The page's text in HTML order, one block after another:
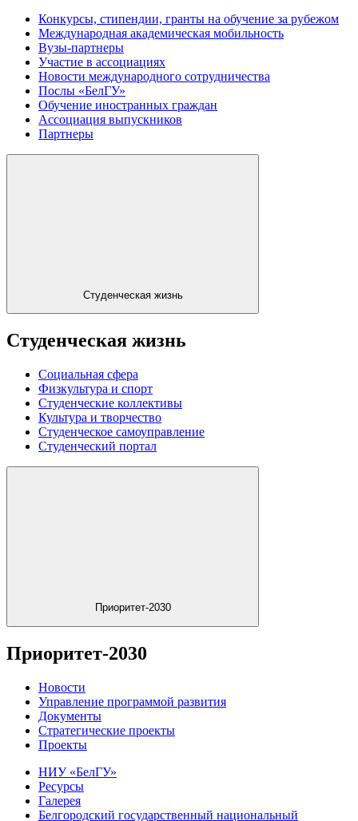
Конкурсы, стипендии, гранты на обучение за рубежом
Международная академическая мобильность
Вузы-партнеры
Участие в ассоциациях
Новости международного сотрудничества
Послы «БелГУ»
Обучение иностранных граждан
Ассоциация выпускников
Партнеры
Студенческая жизнь
Студенческая жизнь
Социальная сфера
Физкультура и спорт
Студенческие коллективы
Культура и творчество
Студенческое самоуправление
Студенческий портал
Приоритет-2030
Приоритет-2030
Новости
Управление программой развития
Документы
Стратегические проекты
Проекты
НИУ «БелГУ»
Ресурсы
Галерея
Белгородский государственный национальный